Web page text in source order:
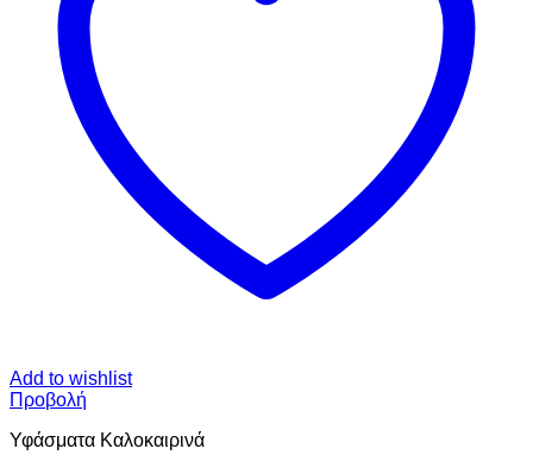
Add to wishlist
Προβολή
Υφάσματα Καλοκαιρινά